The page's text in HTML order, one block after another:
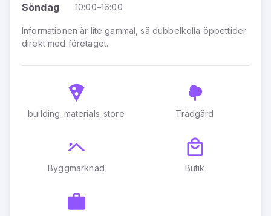
Söndag 10:00–16:00
Informationen är lite gammal, så dubbelkolla öppettider
direkt med företaget.
building_materials_store Trädgård
Byggmarknad Butik